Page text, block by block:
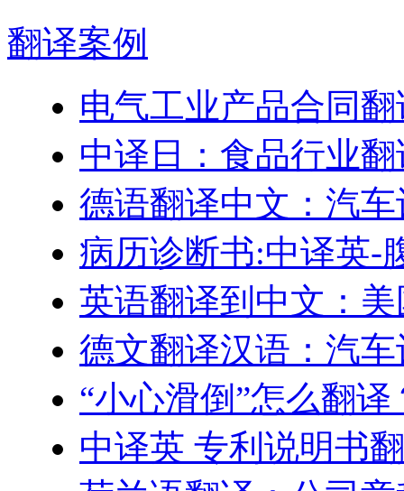
翻译案例
电气工业产品合同
中译日：食品行业翻
德语翻译中文：汽
病历诊断书:中译英-
英语翻译到中文：
德文翻译汉语：汽
“小心滑倒”怎么翻译
中译英 专利说明书